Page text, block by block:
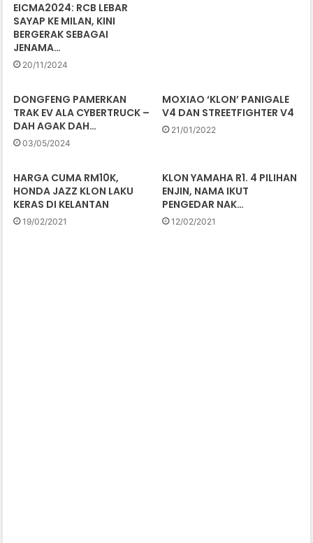
EICMA2024: RCB LEBAR
SAYAP KE MILAN, KINI
BERGERAK SEBAGAI
JENAMA…
20/11/2024
DONGFENG PAMERKAN
TRAK EV ALA CYBERTRUCK –
DAH AGAK DAH…
03/05/2024
MOXIAO ‘KLON’ PANIGALE
V4 DAN STREETFIGHTER V4
21/01/2022
HARGA CUMA RM10K,
HONDA JAZZ KLON LAKU
KERAS DI KELANTAN
19/02/2021
KLON YAMAHA R1. 4 PILIHAN
ENJIN, NAMA IKUT
PENGEDAR NAK…
12/02/2021